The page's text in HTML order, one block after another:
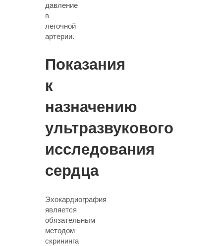
давление
в
легочной
артерии.
Показания
к
назначению
ультразвукового
исследования
сердца
Эхокардиография
является
обязательным
методом
скрининга